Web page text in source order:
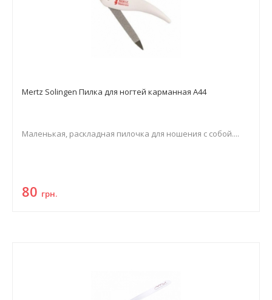
Mertz Solingen Пилка для ногтей карманная A44
Маленькая, раскладная пилочка для ношения с собой....
80 грн.